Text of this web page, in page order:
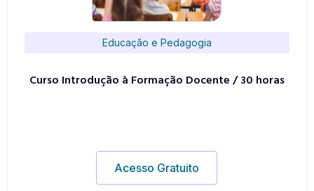
Educação e Pedagogia
Curso Introdução à Formação Docente / 30 horas
Acesso Gratuito